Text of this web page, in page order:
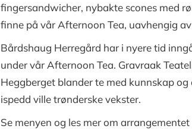
fingersandwicher, nybakte scones med
finne på vår Afternoon Tea, uavhengig
Bårdshaug Herregård har i nyere tid
under vår Afternoon Tea. Gravraak
Heggberget blander te med kunnskap
ispedd ville trønderske vekster.
Se menyen og les mer om arrangementet